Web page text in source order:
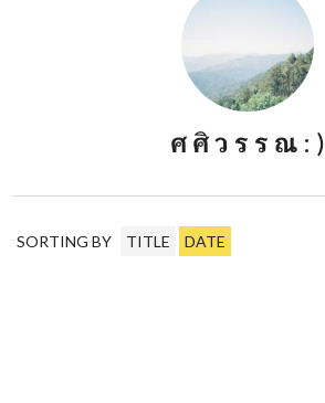
ศ ศิ ว ร ร ณ : )
SORTING BY TITLE DATE